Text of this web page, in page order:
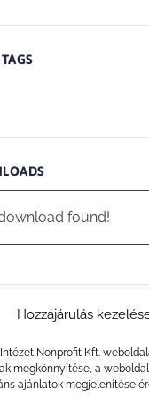
Hozzájárulás
Nonprofit Kft.
megkönnyítése, a
ajánlatok megjelenítése
found!